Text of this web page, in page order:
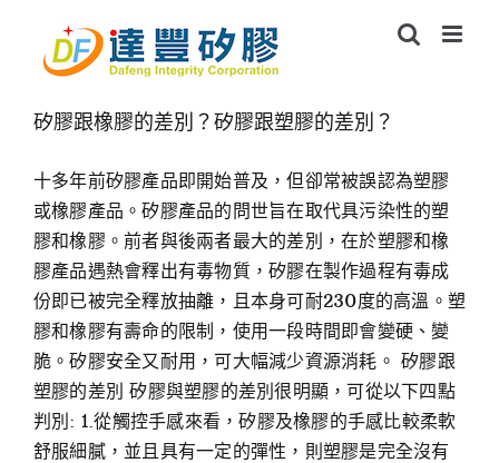
content
矽膠跟橡膠的差別？矽膠跟塑膠的差別？
十多年前矽膠產品即開始普及，但卻常被誤認為塑膠
或橡膠產品。矽膠產品的問世旨在取代具污染性的塑
膠和橡膠。前者與後兩者最大的差別，在於塑膠和橡
膠產品遇熱會釋出有毒物質，矽膠在製作過程有毒成
份即已被完全釋放抽離，且本身可耐230度的高溫。塑
膠和橡膠有壽命的限制，使用一段時間即會變硬、變
脆。矽膠安全又耐用，可大幅減少資源消耗。 矽膠跟
塑膠的差別 矽膠與塑膠的差別很明顯，可從以下四點
判別: 1.從觸控手感來看，矽膠及橡膠的手感比較柔軟
舒服細膩，並且具有一定的彈性，則塑膠是完全沒有